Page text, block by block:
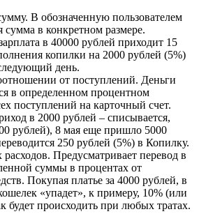
. В обозначенную пользователем
сумма в конкретном размере.
в 40000 рублей приходит 15
копилки на 2000 рублей (5%)
день.
от поступлений. Деньги
в определенном процентном
поступлений на карточный счет.
в 2000 рублей – списывается,
рублей), 8 мая еще пришло 5000
250 рублей (5%) в Копилку.
расходов. Предусматривает перевод в
суммы в процентах от
Покупая платье за 4000 рублей, в
«упадет», к примеру, 10% (или
будет происходить при любых тратах.